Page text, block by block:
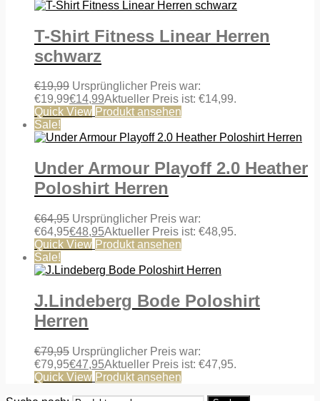
T-Shirt Fitness Linear Herren
schwarz
€19,99 Ursprünglicher Preis war:
€19,99€14,99Aktueller Preis ist: €14,99.
Quick View Produkt ansehen
Sale!
Under Armour Playoff 2.0 Heather
Poloshirt Herren
€64,95 Ursprünglicher Preis war:
€64,95€48,95Aktueller Preis ist: €48,95.
Quick View Produkt ansehen
Sale!
J.Lindeberg Bode Poloshirt
Herren
€79,95 Ursprünglicher Preis war:
€79,95€47,95Aktueller Preis ist: €47,95.
Quick View Produkt ansehen